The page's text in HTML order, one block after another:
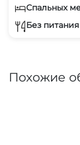
Спальных
Без питания
Похожие